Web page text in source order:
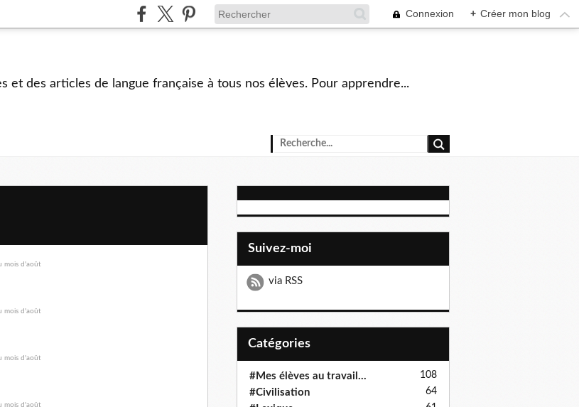
Connexion + Créer mon blog
et des articles de langue française à tous nos élèves. Pour apprendre...
Suivez-moi
via RSS
Catégories
#Mes élèves au travail... 108
#Civilisation 64